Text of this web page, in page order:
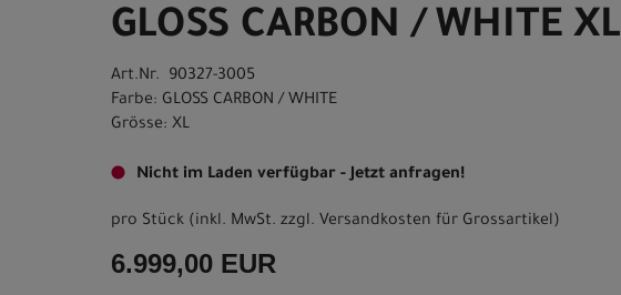
GLOSS CARBON / WHITE XL
Art.Nr. 90327-3005
Farbe: GLOSS CARBON / WHITE
Grösse: XL
Nicht im Laden verfügbar - Jetzt anfragen!
pro Stück (inkl. MwSt. zzgl. Versandkosten für Grossartikel)
6.999,00 EUR